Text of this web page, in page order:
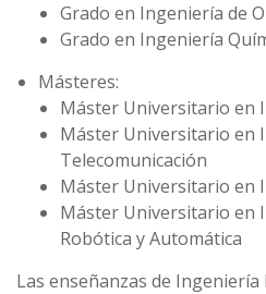
Grado en Ingeniería de
Grado en Ingeniería
Másteres:
Máster Universitario en
Máster Universitario en
Telecomunicación
Máster Universitario en
Máster Universitario en
Robótica y Automática
Las enseñanzas de